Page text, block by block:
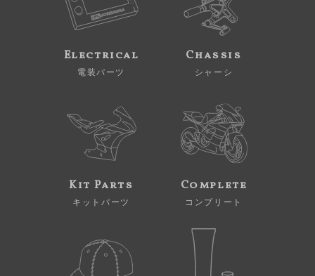
Electrical
電装パーツ
Chassis
シャーシ
Kit Parts
キットパーツ
Complete
コンプリート